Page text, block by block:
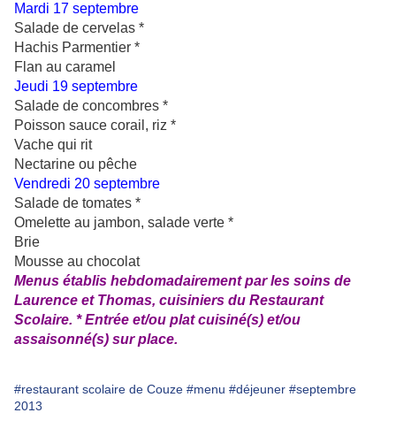
Mardi 17 septembre
Salade de cervelas *
Hachis Parmentier *
Flan au caramel
Jeudi 19 septembre
Salade de concombres *
Poisson sauce corail, riz *
Vache qui rit
Nectarine ou pêche
Vendredi 20 septembre
Salade de tomates *
Omelette au jambon, salade verte *
Brie
Mousse au chocolat
Menus établis hebdomadairement par les soins de
Laurence et Thomas, cuisiniers du Restaurant
Scolaire. * Entrée et/ou plat cuisiné(s) et/ou
assaisonné(s) sur place.
#restaurant scolaire de Couze #menu #déjeuner #septembre
2013